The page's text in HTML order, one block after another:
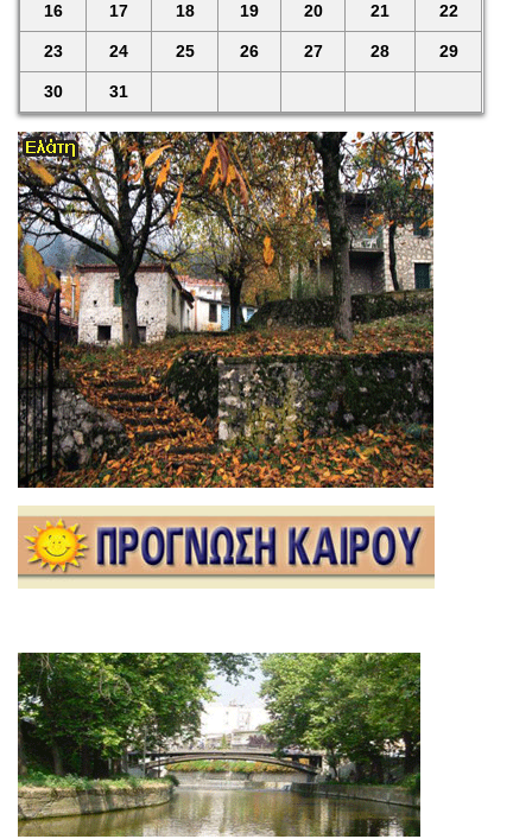
16 17 18 19 20 21 22
23 24 25 26 27 28 29
30 31